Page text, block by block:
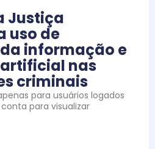
Justiça
uso de
informação e
nas
criminais
para usuários logados
para visualizar